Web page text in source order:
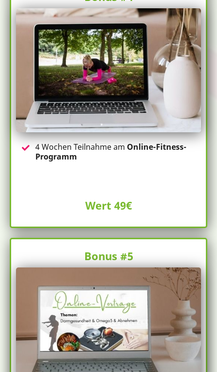
4 Wochen Teilnahme am Online-Fitness-
Programm
Wert 49€
Bonus #5